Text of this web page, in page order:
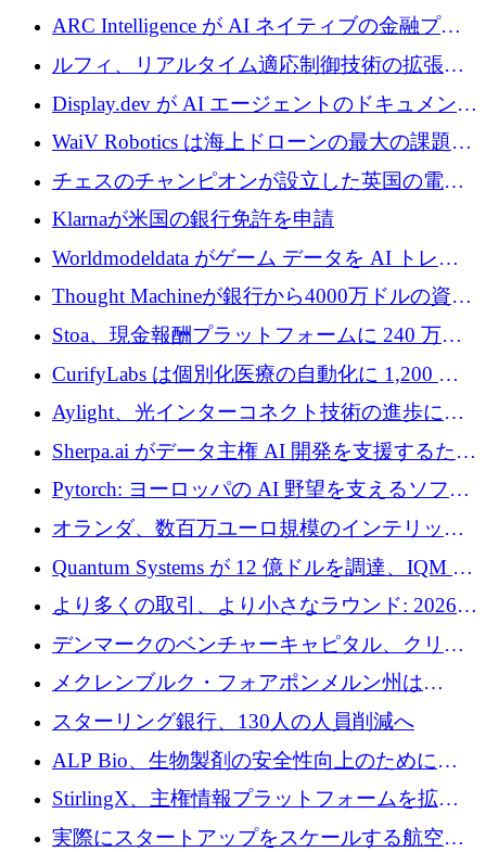
めに5,500万ドルを確保
ARC Intelligence が AI ネイティブの金融プラ
ットフォームを拡大するために 400 万ユーロ
ルフィ、リアルタイム適応制御技術の拡張に
810万ポンドを確保
Display.dev が AI エージェントのドキュメント
コラボレーションを強化するために 47 万ユー
WaiV Robotics は海上ドローンの最大の課題の
1 つをどのように解決しているか
チェスのチャンピオンが設立した英国の電池
材料スタートアップ TaiSan が 465 万ポンドを
Klarnaが米国の銀行免許を申請
Worldmodeldata がゲーム データを AI トレー
ニングに変えるために 700 万ポンドを獲得
Thought Machineが銀行から4000万ドルの資金
調達、年間収益1億ドルを突破
Stoa、現金報酬プラットフォームに 240 万ド
ルを確保
CurifyLabs は個別化医療の自動化に 1,200 万
ユーロを寄付
Aylight、光インターコネクト技術の進歩に向
けて450万ユーロのプレシードラウンドを終了
Sherpa.ai がデータ主権 AI 開発を支援するため
に 1,800 万ドルを調達
Pytorch: ヨーロッパの AI 野望を支えるソフト
ウェア層
オランダ、数百万ユーロ規模のインテリック
との提携で軍用ドローンにソフトウェアファ
ースト戦略を採用
Quantum Systems が 12 億ドルを調達、IQM が
米国の主要取引所で初の欧州量子企業とな
る、6 月に欧州のスタートアップ資金調達
より多くの取引、より小さなラウンド: 2026
年 6 月に欧州のスタートアップ資金調達
デンマークのベンチャーキャピタル、クリメ
ンタム・キャピタルが気候変動対策ハードウ
ェア投資として初回クローズで6,000万ユーロ
を確保
メクレンブルク・フォアポンメルン州は
Nextcloud を州全体に展開し、オープンソース
戦略を拡大
スターリング銀行、130人の人員削減へ
ALP Bio、生物製剤の安全性向上のために
Venture Kick から 16 万 1,000 ユーロを調達
StirlingX、主権情報プラットフォームを拡張
するためにシリーズ A で 2,000 万ドルを確保
実際にスタートアップをスケールする航空イ